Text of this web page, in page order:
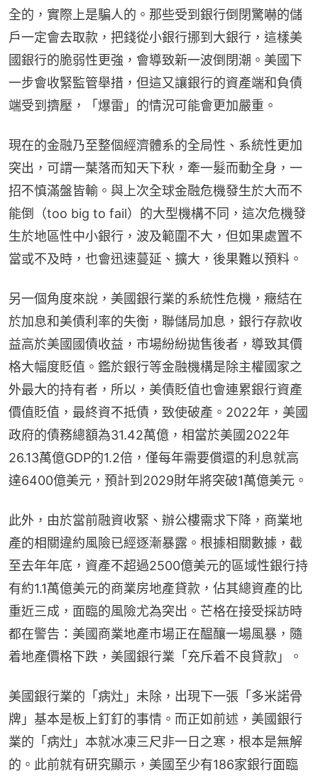
全的，實際上是騙人的。那些受到銀行倒閉驚嚇的儲
戶一定會去取款，把錢從小銀行挪到大銀行，這樣美
國銀行的脆弱性更強，會導致新一波倒閉潮。美國下
一步會收緊監管舉措，但這又讓銀行的資產端和負債
端受到擠壓，「爆雷」的情況可能會更加嚴重。
現在的金融乃至整個經濟體系的全局性、系統性更加
突出，可謂一葉落而知天下秋，牽一髮而動全身，一
招不慎滿盤皆輸。與上次全球金融危機發生於大而不
能倒（too big to fail）的大型機構不同，這次危機發
生於地區性中小銀行，波及範圍不大，但如果處置不
當或不及時，也會迅速蔓延、擴大，後果難以預料。
另一個角度來說，美國銀行業的系統性危機，癥結在
於加息和美債利率的失衡，聯儲局加息，銀行存款收
益高於美國國債收益，市場紛紛拋售後者，導致其價
格大幅度貶值。鑑於銀行等金融機構是除主權國家之
外最大的持有者，所以，美債貶值也會連累銀行資產
價值貶值，最終資不抵債，致使破產。2022年，美國
政府的債務總額為31.42萬億，相當於美國2022年
26.13萬億GDP的1.2倍，僅每年需要償還的利息就高
達6400億美元，預計到2029財年將突破1萬億美元。
此外，由於當前融資收緊、辦公樓需求下降，商業地
產的相關違約風險已經逐漸暴露。根據相關數據，截
至去年年底，資產不超過2500億美元的區域性銀行持
有約1.1萬億美元的商業房地產貸款，佔其總資產的比
重近三成，面臨的風險尤為突出。芒格在接受採訪時
都在警告：美國商業地產市場正在醖釀一場風暴，隨
着地產價格下跌，美國銀行業「充斥着不良貸款」。
美國銀行業的「病灶」未除，出現下一張「多米諾骨
牌」基本是板上釘釘的事情。而正如前述，美國銀行
業的「病灶」本就冰凍三尺非一日之寒，根本是無解
的。此前就有研究顯示，美國至少有186家銀行面臨